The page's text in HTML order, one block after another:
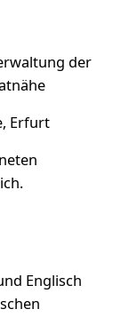
der
Erfurt
Englisch